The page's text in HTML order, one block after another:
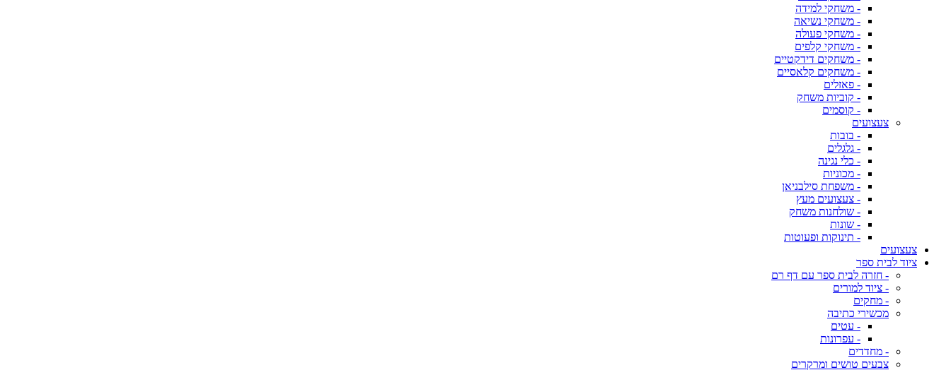
- משחקי למידה
- משחקי נשיאה
- משחקי פעולה
- משחקי קלפים
- משחקים דידקטיים
- משחקים קלאסיים
- פאזלים
- קוביות משחק
- קוסמים
צעצועים
- בובות
- גלגלים
- כלי נגינה
- מכוניות
- משפחת סילבניאן
- צעצועים מעץ
- שולחנות משחק
- שונות
- תינוקות ופעוטות
צעצועים
ציוד לבית ספר
- חזרה לבית ספר עם דף רם
- ציוד למורים
- מחקים
מכשירי כתיבה
- עטים
- עפרונות
- מחדדים
צבעים טושים ומרקרים